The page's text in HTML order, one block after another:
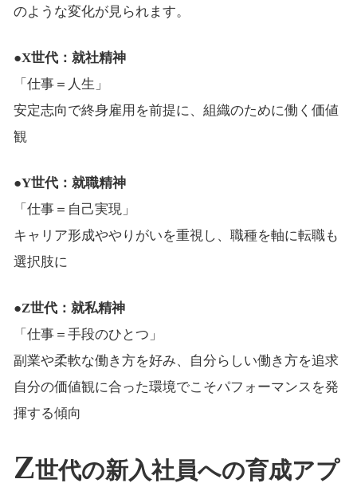
のような変化が見られます。
●X世代：就社精神
「仕事＝人生」
安定志向で終身雇用を前提に、組織のために働く価値
観
●Y世代：就職精神
「仕事＝自己実現」
キャリア形成ややりがいを重視し、職種を軸に転職も
選択肢に
●Z世代：就私精神
「仕事＝手段のひとつ」
副業や柔軟な働き方を好み、自分らしい働き方を追求
自分の価値観に合った環境でこそパフォーマンスを発
揮する傾向
Z世代の新入社員への育成アプ